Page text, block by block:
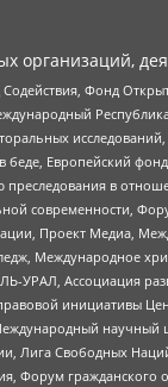
Фонд
беде, Европейский
в
современности,
Проект Медиа,
Международное
Ассоциация
инициативы
Лига Свободных
Форум